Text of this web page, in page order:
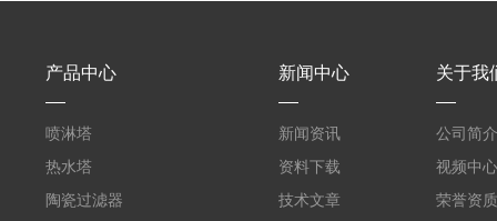
产品中心
喷淋塔
热水塔
陶瓷过滤器
新闻中心
新闻资讯
资料下载
技术文章
关于我
公司简介
视频中心
荣誉资质